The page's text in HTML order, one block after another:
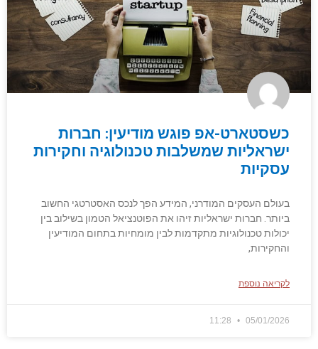
כשסטארט-אפ פוגש מודיעין: חברות
ישראליות שמשלבות טכנולוגיה וחקירות
עסקיות
בעולם העסקים המודרני, המידע הפך לנכס האסטרטגי החשוב
ביותר. חברות ישראליות זיהו את הפוטנציאל הטמון בשילוב בין
יכולות טכנולוגיות מתקדמות לבין מומחיות בתחום המודיעין
והחקירות,
לקריאה נוספת
05/01/2026